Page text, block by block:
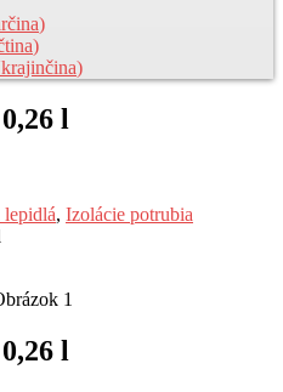
)
)
)
l
lepidlá, Izolácie potrubia
l